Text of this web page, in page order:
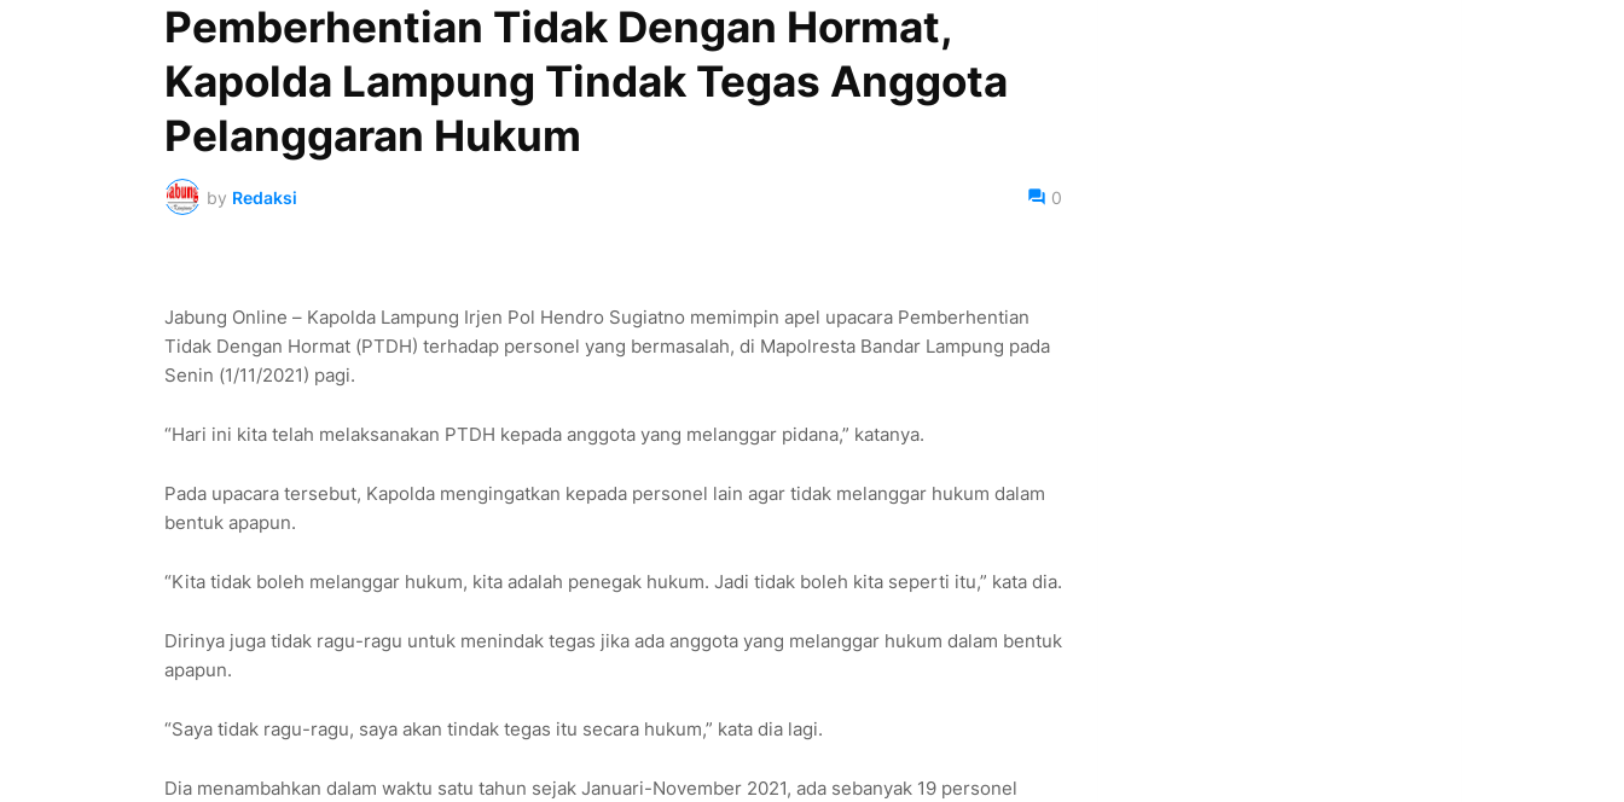
Pemberhentian Tidak Dengan Hormat,
Kapolda Lampung Tindak Tegas Anggota
Pelanggaran Hukum
by Redaksi 0
Jabung Online – Kapolda Lampung Irjen Pol Hendro Sugiatno memimpin apel upacara Pemberhentian
Tidak Dengan Hormat (PTDH) terhadap personel yang bermasalah, di Mapolresta Bandar Lampung pada
Senin (1/11/2021) pagi.
“Hari ini kita telah melaksanakan PTDH kepada anggota yang melanggar pidana,” katanya.
Pada upacara tersebut, Kapolda mengingatkan kepada personel lain agar tidak melanggar hukum dalam
bentuk apapun.
“Kita tidak boleh melanggar hukum, kita adalah penegak hukum. Jadi tidak boleh kita seperti itu,” kata dia.
Dirinya juga tidak ragu-ragu untuk menindak tegas jika ada anggota yang melanggar hukum dalam bentuk
apapun.
“Saya tidak ragu-ragu, saya akan tindak tegas itu secara hukum,” kata dia lagi.
Dia menambahkan dalam waktu satu tahun sejak Januari-November 2021, ada sebanyak 19 personel